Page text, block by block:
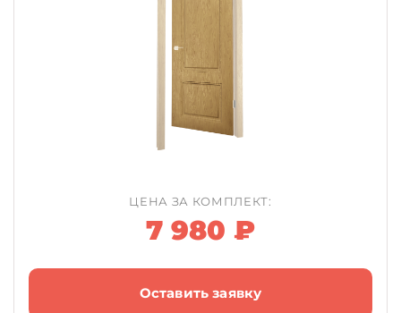
ЦЕНА ЗА КОМПЛЕКТ:
7 980 ₽
Оставить заявку